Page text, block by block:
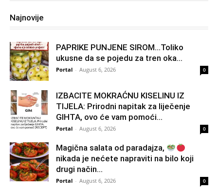
Najnovije
PAPRIKE PUNJENE SIROM…Toliko
ukusne da se pojedu za tren oka…
Portal - August 6, 2026 0
IZBACITE MOKRAĆNU KISELINU IZ
TIJELA: Prirodni napitak za liječenje
GIHTA, ovo će vam pomoći...
Portal - August 6, 2026 0
Magična salata od paradajza,
nikada je nećete napraviti na bilo koji
drugi način…
Portal - August 6, 2026 0